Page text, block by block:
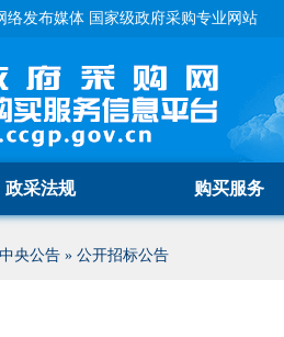
络发布媒体 国家级政府采购专业网站
政采法规 购买服务
中央公告 » 公开招标公告